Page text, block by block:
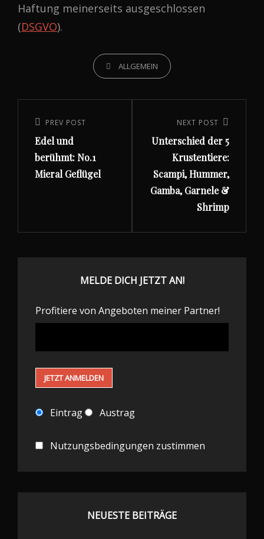
Haftung meinerseits ausgeschlossen
(DSGVO).
CATEGORIESALLGEMEIN
Previous
Post
PREV POST
Edel und
berühmt: No.1
Mieral Geflügel
Post
NEXT POST
Unterschied der 5
Krustentiere:
Scampi, Hummer,
Gamba, Garnele &
Shrimp
MELDE DICH JETZT AN!
Profitiere von Angeboten meiner Partner!
Eintrag Austrag
Nutzungsbedingungen zustimmen
NEUESTE BEITRÄGE